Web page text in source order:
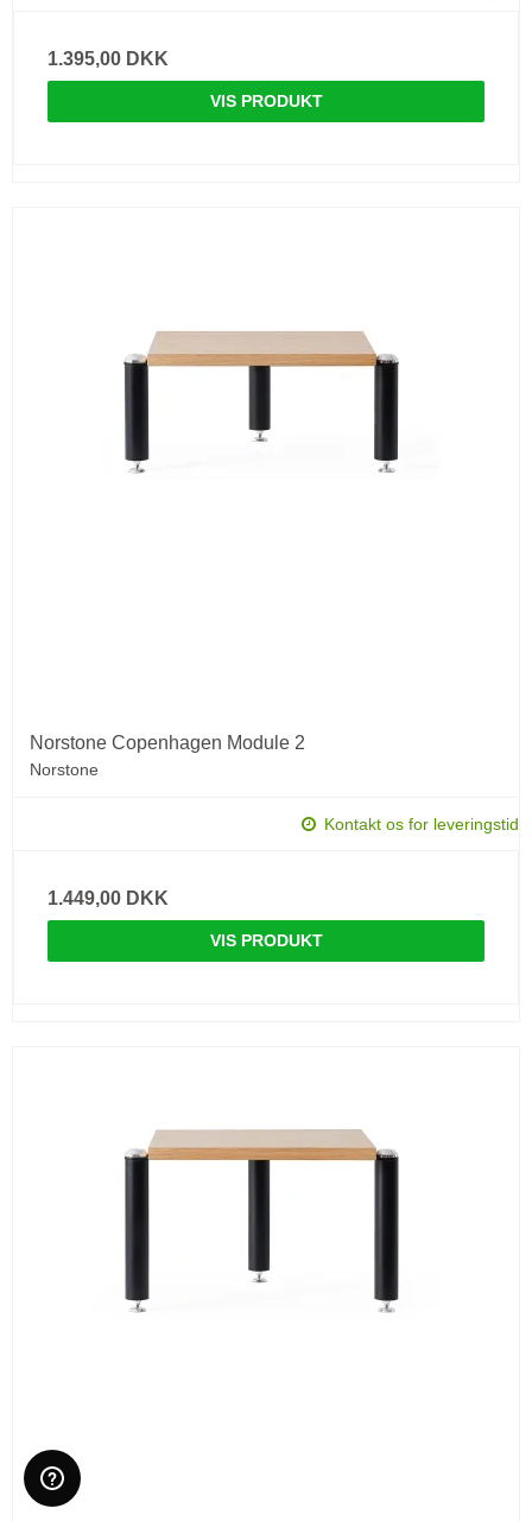
1.395,00 DKK
VIS PRODUKT
Norstone Copenhagen Module 2
Norstone
Kontakt os for leveringstid
1.449,00 DKK
VIS PRODUKT